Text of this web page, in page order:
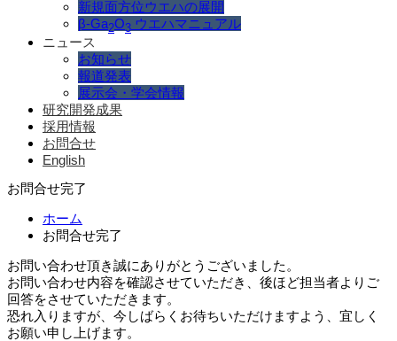
新規面方位ウエハの展開
β-Ga2O3 ウエハマニュアル
ニュース
お知らせ
報道発表
展示会・学会情報
研究開発成果
採用情報
お問合せ
English
お問合せ完了
ホーム
お問合せ完了
お問い合わせ頂き誠にありがとうございました。
お問い合わせ内容を確認させていただき、後ほど担当者よりご
回答をさせていただきます。
恐れ入りますが、今しばらくお待ちいただけますよう、宜しく
お願い申し上げます。